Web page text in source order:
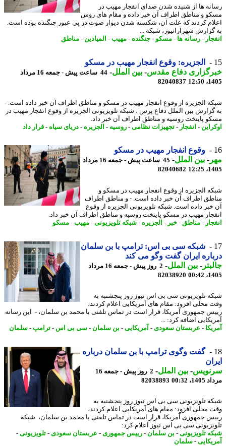
ها از شنیده شدن صدای انفجار مهیب در
و مناطق اطراف آن خبر داده و مقام های روس
کردند که علت آن، شکسته شدن دیوار صوت در پی عبور جنگنده بوده است.
شهرآرانیوز، شبکه ...
-رسانه ها- مسکو-جنگنده-مهیب-المیادین-مناطق
الجزیره: وقوع انفجار مهیب در مسکو
دفاع مقدس-بین الملل-
44 ساعت پیش - جمعه 16 مرداد
82040837
الجزیره از وقوع انفجار مهیب در مسکو و مناطق اطراف آن خبر داده است. -
بین الملل دفاع پرس ، شبکه تلویزیونی الجزیره از وقوع انفجار مهیب در
پایتخت روسیه و مناطق اطراف آن خبر داد.
- انفجار-تجهیزات نظامی-روسیه-الجزیره-دریای سیاه-قرار داد
وقوع انفجار مهیب در مسکو
-بین الملل-
45 ساعت پیش - جمعه 16 مرداد
82040682
الجزیره از وقوع انفجار مهیب در مسکو و
اطراف آن خبر داده است. - و مناطق اطراف
داده است. شبکه تلویزیونی الجزیره از وقوع
مهیب در مسکو پایتخت روسیه و مناطق اطراف آن خبر داد.
-مناطق-خبر-الجزیره-شبکه تلویزیونی-مهیب-مسکو
شبکه سی بی اس: ترامپ با بن سلمان
ایران گفت وگو می کند
-بین الملل-
2 روز پیش - جمعه 16 مرداد
82038920
تلویزیونی سی بی اس نیوز روز پنجشنبه به
محلی افزود: مقام های آمریکایی اعلام کردند،
جمهوری آمریکا، قرار است در تماس تلفنی با محمد بن سلمان، - این رسانه
اضافه کرد: ...
- عربستان سعودی-آمریکایی-بن سلمان-سی بی اس-ترامپ -سلمان
گفت وگوی ترامپ با بن سلمان درباره
-بین الملل-
2 روز پیش - جمعه 16
00:32
82038893
تلویزیونی سی بی اس نیوز روز پنجشنبه به
محلی افزود: مقام های آمریکایی اعلام کردند،
جمهوری آمریکا، قرار است در تماس تلفنی با محمد بن سلمان، شبکه
سی بی اس نیوز اعلام کرد:
تلویزیونی-بن سلمان-رییس جمهوری- عربستان سعودی-تلویزیونی-
-سلمان